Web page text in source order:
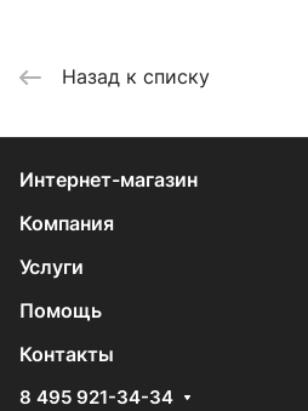
Назад к списку
Интернет-магазин
Компания
Услуги
Помощь
Контакты
8 495 921-34-34